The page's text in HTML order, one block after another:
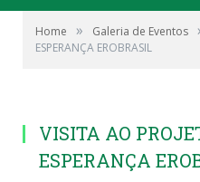
Home » Galeria de Eventos
ESPERANÇA EROBRASIL
VISITA AO
ESPERANÇA